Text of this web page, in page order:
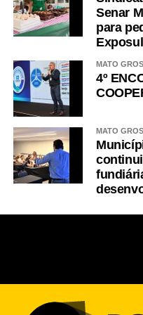
Senar
para
Exposul
MATO
4º
MATO